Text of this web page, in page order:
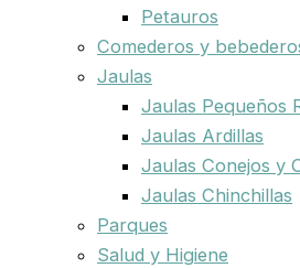
Petauros
Comederos y
Jaulas
Jaulas Pequeños
Jaulas Ardillas
Jaulas Conejos y
Jaulas Chinchillas
Parques
Salud y Higiene